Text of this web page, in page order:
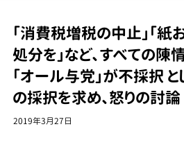
「消費税増税の中止」「
処分を」など、すべての陳
「オール与党」が不採択
の採択を求め、怒りの討論
2019年3月27日